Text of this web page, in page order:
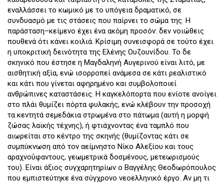
εναλλάσσει το κωμικό με το υπόγεια δραματικό, σε
συνδυασμό με τις στάσεις που παίρνει το σώμα της. Η
παράσταση–κείμενο έχει ένα ακόμη προσόν: δεν νοιώθεις
πουθενά ότι κάνει κοιλιά. Κρίσιμη συνεισφορά σε τούτο έχει
η υποκριτική δεινότητα της Ελένης Ουζουνίδου. Το δε
σκηνικό που έστησε η Μαγδαληνή Αυγερινού είναι λιτό, με
αισθητική αξία, ενώ ισορροπεί ανάμεσα σε κάτι ρεαλιστικό
και κάτι που γίνεται αφηρημένο και συμβολοποιεί
ανθρώπινες καταστάσεις. Η καγκελόπορτα που ενίοτε ανοίγει
στο πλάι θυμίζει πόρτα φυλακής, ενώ κλέβουν την προσοχή
τα κεντητά σεμεδάκια στρωμένα στο πάτωμα (αυτή η μορφή
ζώσας λαϊκής τέχνης), ή φτιάχνοντας ένα ταμπλό που
αιωρείται στο κέντρο της σκηνής (θυμίζοντας κάτι σε
συμπύκνωση από τον αείμνηστο Νίκο Αλεξίου και τους
αραχνοΰφαντους, γεωμετρικά δοσμένους, μετεωρισμούς
του). Είναι άξιος συγχαρητηρίων ο Βαγγέλης Θεοδωρόπουλος
που εμπιστεύτηκε ένα σύγχρονο νεοελληνικό έργο. Αν μη τι